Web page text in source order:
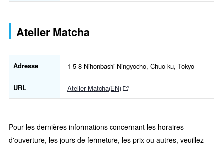
Atelier Matcha
Adresse 1-5-8 Nihonbashi-Ningyocho, Chuo-ku, Tokyo
URL Atelier Matcha(EN)
Pour les dernières informations concernant les horaires
d'ouverture, les jours de fermeture, les prix ou autres, veuillez